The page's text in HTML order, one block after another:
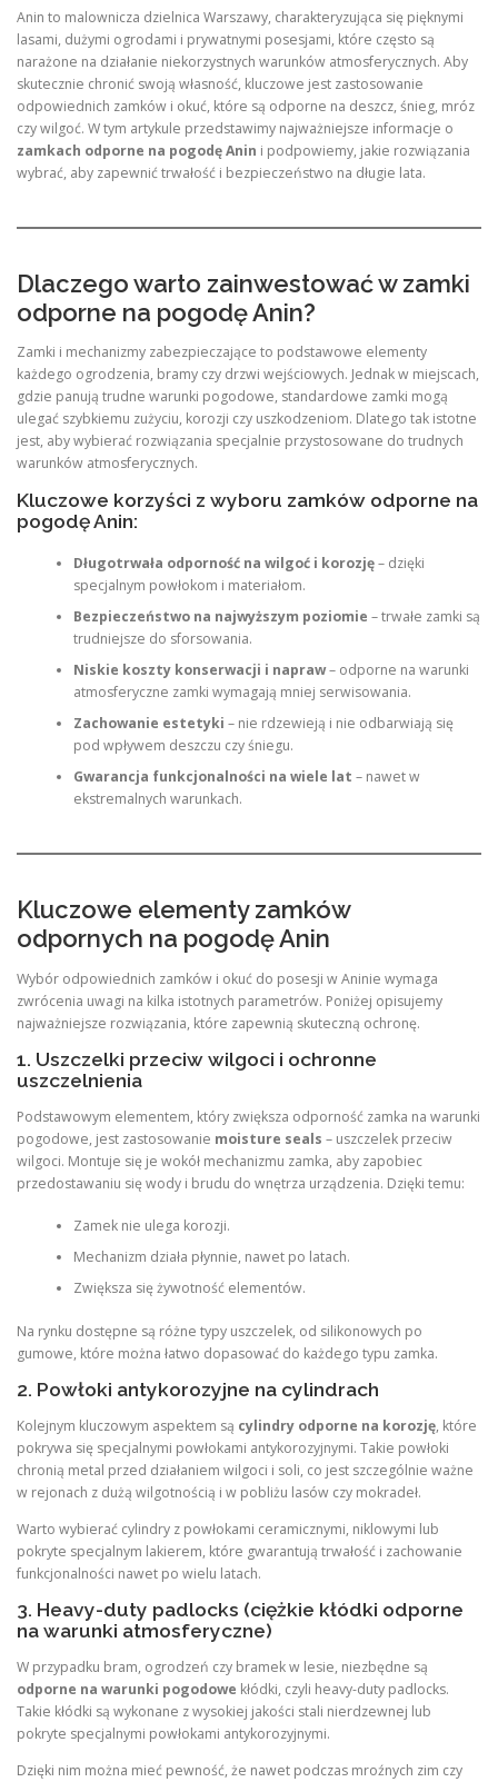
Anin to malownicza dzielnica Warszawy, charakteryzująca się pięknymi
lasami, dużymi ogrodami i prywatnymi posesjami, które często są
narażone na działanie niekorzystnych warunków atmosferycznych. Aby
skutecznie chronić swoją własność, kluczowe jest zastosowanie
odpowiednich zamków i okuć, które są odporne na deszcz, śnieg, mróz
czy wilgoć. W tym artykule przedstawimy najważniejsze informacje o
zamkach odporne na pogodę Anin i podpowiemy, jakie rozwiązania
wybrać, aby zapewnić trwałość i bezpieczeństwo na długie lata.
Dlaczego warto zainwestować w zamki
odporne na pogodę Anin?
Zamki i mechanizmy zabezpieczające to podstawowe elementy
każdego ogrodzenia, bramy czy drzwi wejściowych. Jednak w miejscach,
gdzie panują trudne warunki pogodowe, standardowe zamki mogą
ulegać szybkiemu zużyciu, korozji czy uszkodzeniom. Dlatego tak istotne
jest, aby wybierać rozwiązania specjalnie przystosowane do trudnych
warunków atmosferycznych.
Kluczowe korzyści z wyboru zamków odporne na
pogodę Anin:
Długotrwała odporność na wilgoć i korozję– dzięki
specjalnym powłokom i materiałom.
Bezpieczeństwo na najwyższym poziomie – trwałe zamki są
trudniejsze do sforsowania.
Niskie koszty konserwacji i napraw– odporne na warunki
atmosferyczne zamki wymagają mniej serwisowania.
Zachowanie estetyki – nie rdzewieją i nie odbarwiają się
pod wpływem deszczu czy śniegu.
Gwarancja funkcjonalności na wiele lat – nawet w
ekstremalnych warunkach.
Kluczowe elementy zamków
odpornych na pogodę Anin
Wybór odpowiednich zamków i okuć do posesji w Aninie wymaga
zwrócenia uwagi na kilka istotnych parametrów. Poniżej opisujemy
najważniejsze rozwiązania, które zapewnią skuteczną ochronę.
1. Uszczelki przeciw wilgoci i ochronne
uszczelnienia
Podstawowym elementem, który zwiększa odporność zamka na warunki
pogodowe, jest zastosowanie moisture seals – uszczelek przeciw
wilgoci. Montuje się je wokół mechanizmu zamka, aby zapobiec
przedostawaniu się wody i brudu do wnętrza urządzenia. Dzięki temu:
Zamek nie ulega korozji.
Mechanizm działa płynnie, nawet po latach.
Zwiększa się żywotność elementów.
Na rynku dostępne są różne typy uszczelek, od silikonowych po
gumowe, które można łatwo dopasować do każdego typu zamka.
2. Powłoki antykorozyjne na cylindrach
Kolejnym kluczowym aspektem są cylindry odporne na korozję, które
pokrywa się specjalnymi powłokami antykorozyjnymi. Takie powłoki
chronią metal przed działaniem wilgoci i soli, co jest szczególnie ważne
w rejonach z dużą wilgotnością i w pobliżu lasów czy mokradeł.
Warto wybierać cylindry z powłokami ceramicznymi, niklowymi lub
pokryte specjalnym lakierem, które gwarantują trwałość i zachowanie
funkcjonalności nawet po wielu latach.
3. Heavy-duty padlocks (ciężkie kłódki odporne
na warunki atmosferyczne)
W przypadku bram, ogrodzeń czy bramek w lesie, niezbędne są
odporne na warunki pogodowe kłódki, czyli heavy-duty padlocks.
Takie kłódki są wykonane z wysokiej jakości stali nierdzewnej lub
pokryte specjalnymi powłokami antykorozyjnymi.
Dzięki nim można mieć pewność, że nawet podczas mroźnych zim czy